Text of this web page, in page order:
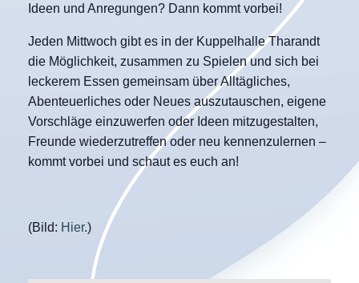
Ideen und Anregungen? Dann kommt vorbei!
Jeden Mittwoch gibt es in der Kuppelhalle Tharandt
die Möglichkeit, zusammen zu Spielen und sich bei
leckerem Essen gemeinsam über Alltägliches,
Abenteuerliches oder Neues auszutauschen, eigene
Vorschläge einzuwerfen oder Ideen mitzugestalten,
Freunde wiederzutreffen oder neu kennenzulernen –
kommt vorbei und schaut es euch an!
(Bild: Hier.)